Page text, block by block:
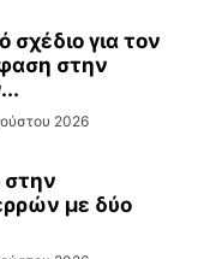
σχέδιο για τον
στην
2026
στην
με δύο